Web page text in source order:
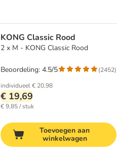
KONG Classic Rood
2 x M - KONG Classic Rood
individueel€ 20,98
€ 19,69
€ 9,85 / stuk
Beoordeling: 4.5/5 (2452)
Toevoegen aan
winkelwagen